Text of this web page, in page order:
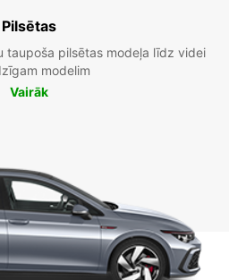
Pilsētas
taupoša pilsētas modeļa līdz videi
modelim
Vairāk